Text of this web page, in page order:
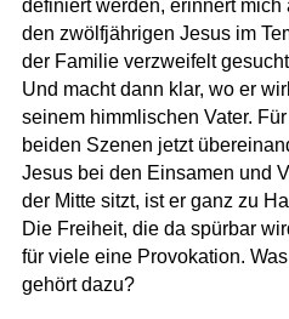
definiert werden, erinnert
den zwölfjährigen Jesus im
der Familie verzweifelt
Und macht dann klar, wo er
seinem himmlischen Vater.
beiden Szenen jetzt
Jesus bei den Einsamen und
der Mitte sitzt, ist er ganz zu
Die Freiheit, die da spürbar
für viele eine Provokation.
gehört dazu?